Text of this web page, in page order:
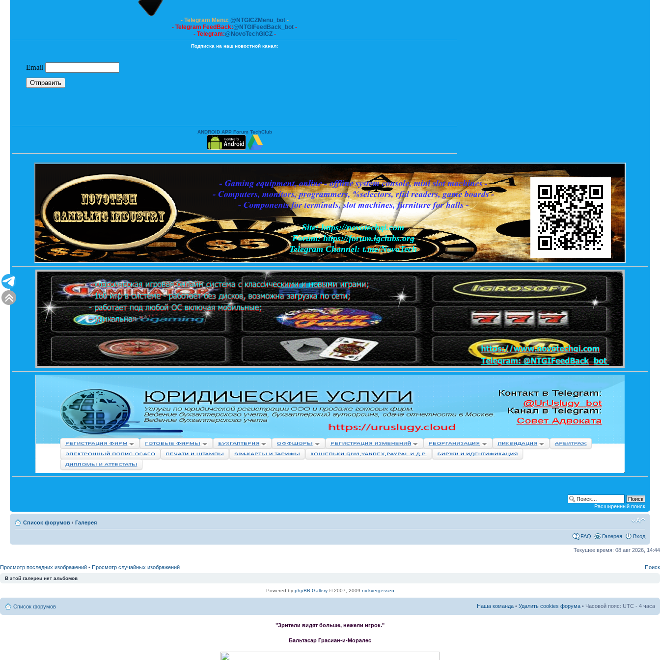
- Telegram Menu: @NTGICZMenu_bot-
- Telegram FeedBack:@NTGIFeedBack_bot -
- Telegram:@NovoTechGICZ-
Подписка на наш новостной канал:
ANDROID APP Forum TechClub
Расширенный поиск
Список форумов ‹ Галерея
FAQ Галерея Вход
Текущее время: 08 авг 2026, 14:44
Просмотр последних изображений • Просмотр случайных изображений Поиск
В этой галереи нет альбомов
Powered by phpBB Gallery© 2007, 2009 nickvergessen
Список форумов Наша команда • Удалить cookies форума • Часовой пояс: UTC - 4 часа
"Зрители видят больше, нежели игрок."
Бальтасар Грасиан-и-Моралес